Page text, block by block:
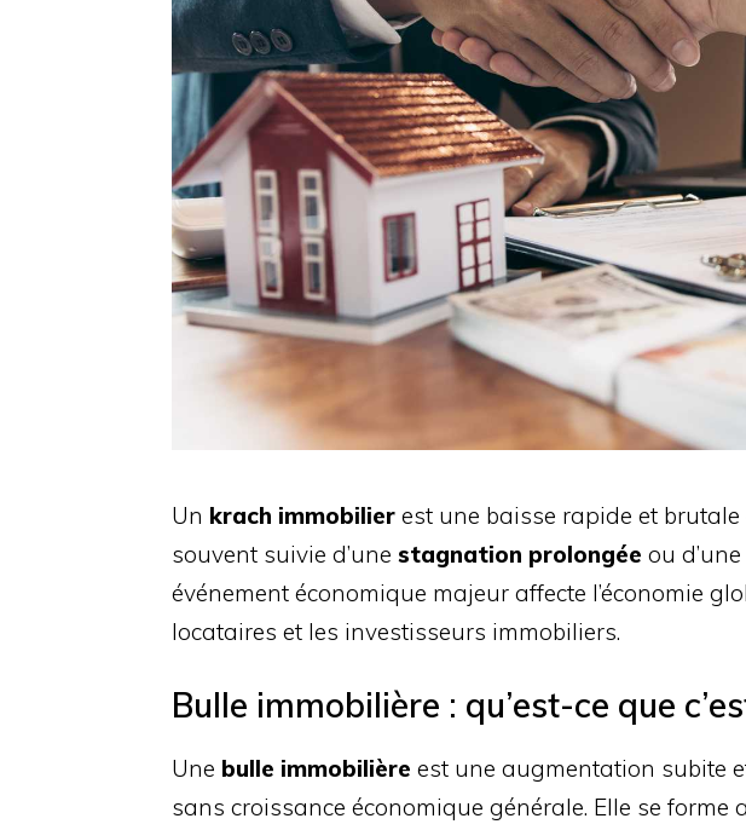
Un krach immobilier est une baisse rapide et
souvent suivie d’une stagnation prolongée ou
événement économique majeur affecte l’économie
locataires et les investisseurs immobiliers.
Bulle immobilière : qu’est-ce que
Une bulle immobilière est une augmentation subite
sans croissance économique générale. Elle se forme